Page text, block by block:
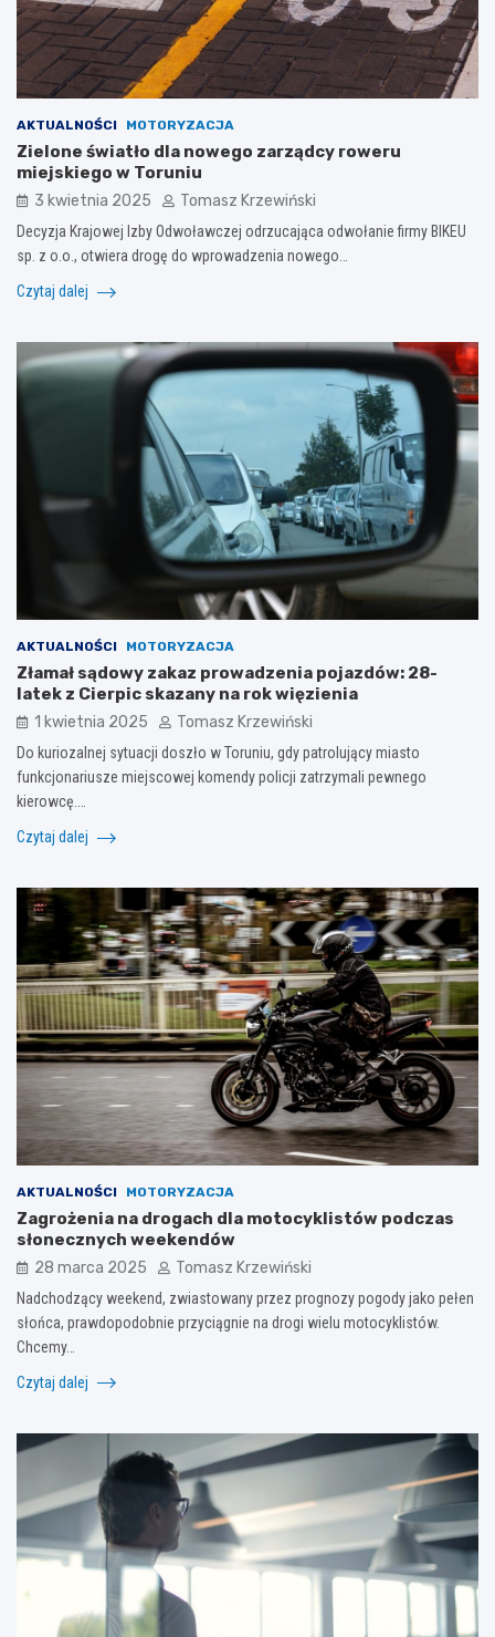
AKTUALNOŚCI MOTORYZACJA
Zielone światło dla nowego zarządcy roweru
miejskiego w Toruniu
3 kwietnia 2025 Tomasz Krzewiński
Decyzja Krajowej Izby Odwoławczej odrzucająca odwołanie firmy BIKEU
sp. z o.o., otwiera drogę do wprowadzenia nowego…
Czytaj dalej
AKTUALNOŚCI MOTORYZACJA
Złamał sądowy zakaz prowadzenia pojazdów: 28-
latek z Cierpic skazany na rok więzienia
1 kwietnia 2025 Tomasz Krzewiński
Do kuriozalnej sytuacji doszło w Toruniu, gdy patrolujący miasto
funkcjonariusze miejscowej komendy policji zatrzymali pewnego
kierowcę.…
Czytaj dalej
AKTUALNOŚCI MOTORYZACJA
Zagrożenia na drogach dla motocyklistów podczas
słonecznych weekendów
28 marca 2025 Tomasz Krzewiński
Nadchodzący weekend, zwiastowany przez prognozy pogody jako pełen
słońca, prawdopodobnie przyciągnie na drogi wielu motocyklistów.
Chcemy…
Czytaj dalej